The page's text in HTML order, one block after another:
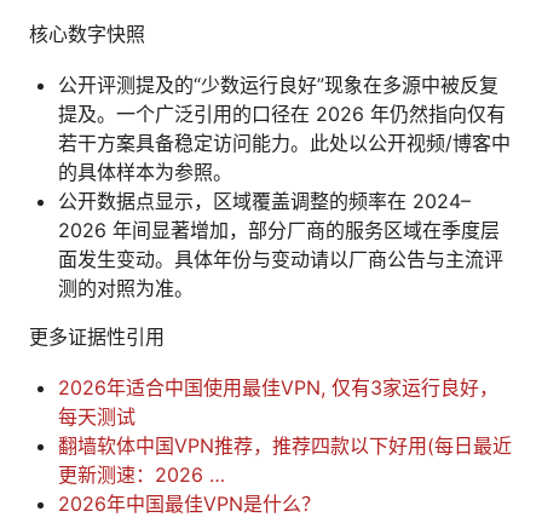
核心数字快照
公开评测提及的“少数运行良好”现象在多源中被反复
提及。一个广泛引用的口径在 2026 年仍然指向仅有
若干方案具备稳定访问能力。此处以公开视频/博客中
的具体样本为参照。
公开数据点显示，区域覆盖调整的频率在 2024–
2026 年间显著增加，部分厂商的服务区域在季度层
面发生变动。具体年份与变动请以厂商公告与主流评
测的对照为准。
更多证据性引用
2026年适合中国使用最佳VPN, 仅有3家运行良好，
每天测试
翻墙软体中国VPN推荐，推荐四款以下好用(每日最近
更新测速：2026 …
2026年中国最佳VPN是什么？